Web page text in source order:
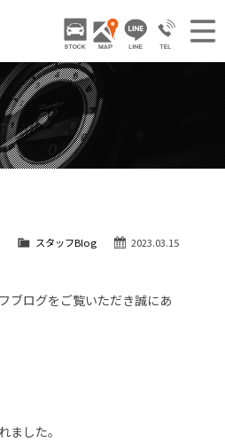
グループ 南青山
STOCK ACCESS LINE 03-
INFO / ニュース
LIST / 在庫車両情報
販売車両ギャラリー
IN / 買取査定
2023.03.15
スタッフBlog
ブログをご覧いただき誠にあ
ました。